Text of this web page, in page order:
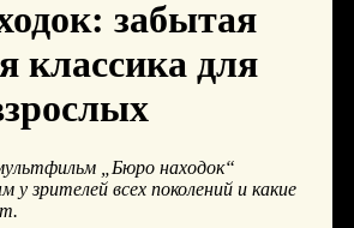
забытая
классика для
„Бюро находок“
зрителей всех поколений и какие